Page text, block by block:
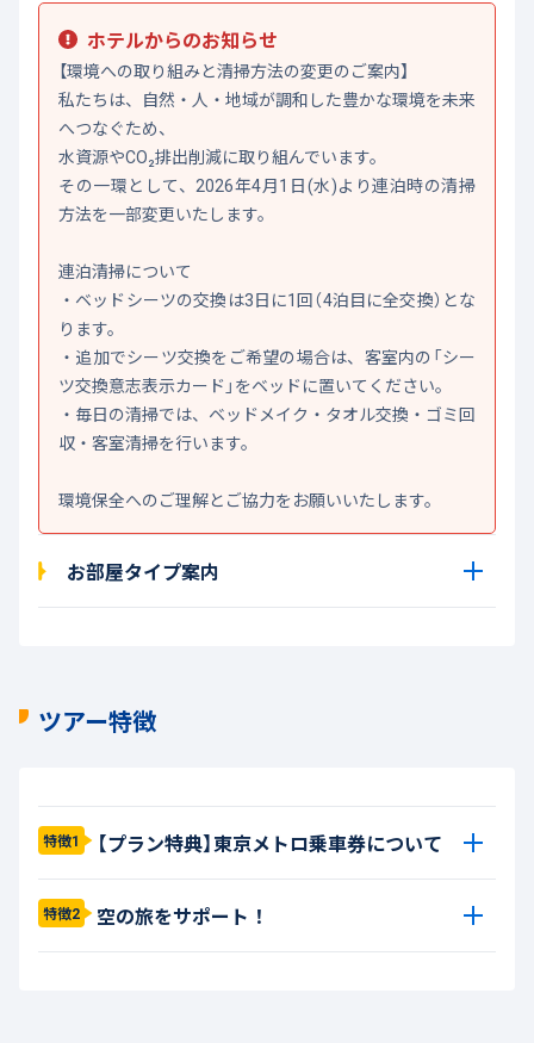
ホテルからのお知らせ
【環境への取り組みと清掃方法の変更のご案内】
私たちは、自然・人・地域が調和した豊かな環境を未来
へつなぐため、
水資源やCO₂排出削減に取り組んでいます。
その一環として、2026年4月1日(水)より連泊時の清掃
方法を一部変更いたします。
連泊清掃について
・ベッドシーツの交換は3日に1回（4泊目に全交換）とな
ります。
・追加でシーツ交換をご希望の場合は、客室内の「シー
ツ交換意志表示カード」をベッドに置いてください。
・毎日の清掃では、ベッドメイク・タオル交換・ゴミ回
収・客室清掃を行います。
環境保全へのご理解とご協力をお願いいたします。
お部屋タイプ案内
ツアー特徴
特徴1 【プラン特典】東京メトロ乗車券について
特徴2 空の旅をサポート！